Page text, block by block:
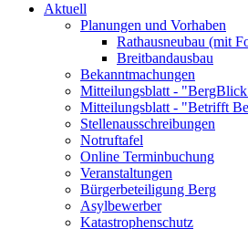
Aktuell
Planungen und Vorhaben
Rathausneubau (mit
Breitbandausbau
Bekanntmachungen
Mitteilungsblatt -
Mitteilungsblatt - "Betrifft
Stellenausschreibungen
Notruftafel
Online Terminbuchung
Veranstaltungen
Bürgerbeteiligung Berg
Asylbewerber
Katastrophenschutz